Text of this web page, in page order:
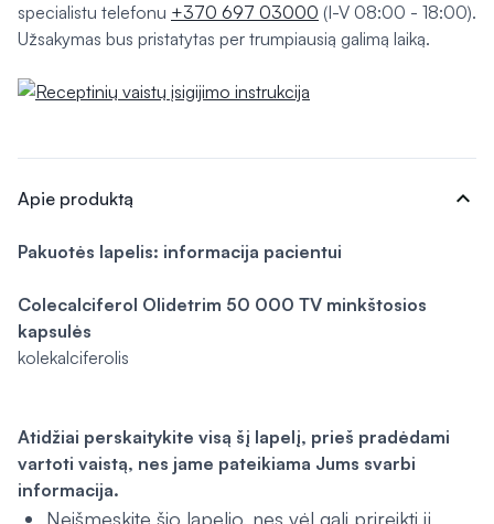
specialistu telefonu +370 697 03000 (I-V 08:00 - 18:00).
Užsakymas bus pristatytas per trumpiausią galimą laiką.
Apie produktą expand_more
Pakuotės lapelis: informacija pacientui
Colecalciferol Olidetrim 50 000 TV minkštosios
kapsulės
kolekalciferolis
Atidžiai perskaitykite visą šį lapelį, prieš pradėdami
vartoti vaistą, nes jame pateikiama Jums svarbi
informacija.
Neišmeskite šio lapelio, nes vėl gali prireikti jį